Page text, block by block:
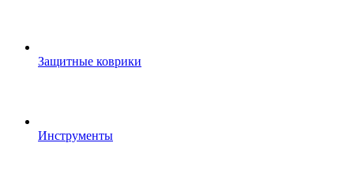
Защитные коврики
Инструменты